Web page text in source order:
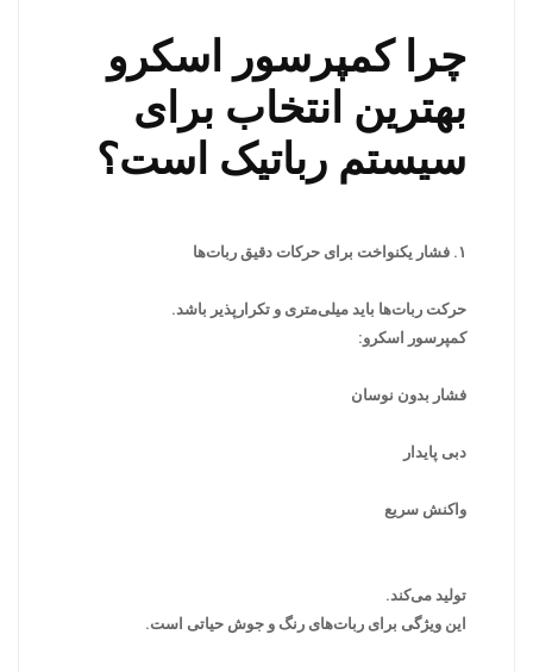
چرا کمپرسور اسکرو
بهترین انتخاب برای
سیستم رباتیک است؟
۱. فشار یکنواخت برای حرکات دقیق ربات‌ها
حرکت ربات‌ها باید میلی‌متری و تکرارپذیر باشد.
کمپرسور اسکرو:
فشار بدون نوسان
دبی پایدار
واکنش سریع
تولید می‌کند.
این ویژگی برای ربات‌های رنگ و جوش حیاتی است.